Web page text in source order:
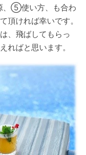
⑤使い方、も合わ
頂ければ幸いです。
、飛ばしてもらっ
ればと思います。